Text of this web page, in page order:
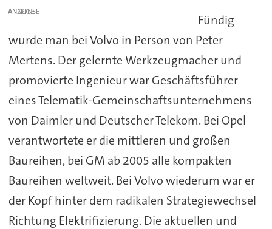
ANZEIGE
Fündig
wurde man bei Volvo in Person von Peter
Mertens. Der gelernte Werkzeugmacher und
promovierte Ingenieur war Geschäftsführer
eines Telematik-Gemeinschaftsunternehmens
von Daimler und Deutscher Telekom. Bei Opel
verantwortete er die mittleren und großen
Baureihen, bei GM ab 2005 alle kompakten
Baureihen weltweit. Bei Volvo wiederum war er
der Kopf hinter dem radikalen Strategiewechsel
Richtung Elektrifizierung. Die aktuellen und